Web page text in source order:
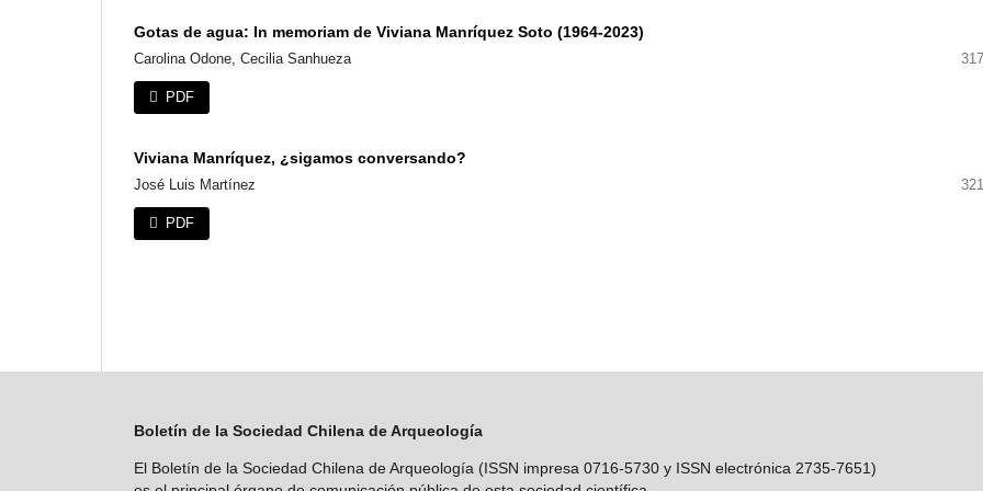
Gotas de agua: In memoriam de Viviana Manríquez Soto (1964-2023)
Carolina Odone, Cecilia Sanhueza
PDF
Viviana Manríquez, ¿sigamos conversando?
José Luis Martínez
PDF
Boletín de la Sociedad Chilena de Arqueología
El Boletín de la Sociedad Chilena de Arqueología (ISSN impresa 0716-5730 y ISSN electrónica 2735-7651)